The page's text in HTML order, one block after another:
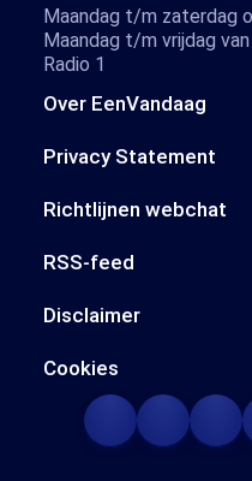
Over EenVandaag
Privacy Statement
Richtlijnen webchat
RSS-feed
Disclaimer
Cookies
Maandag t/m zaterdag
Maandag t/m vrijdag
Radio 1